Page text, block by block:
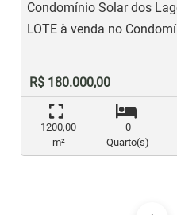
Condomínio Solar dos
LOTE à venda no
R$ 180.000,00
1200,00
m²
0
Quarto(s)